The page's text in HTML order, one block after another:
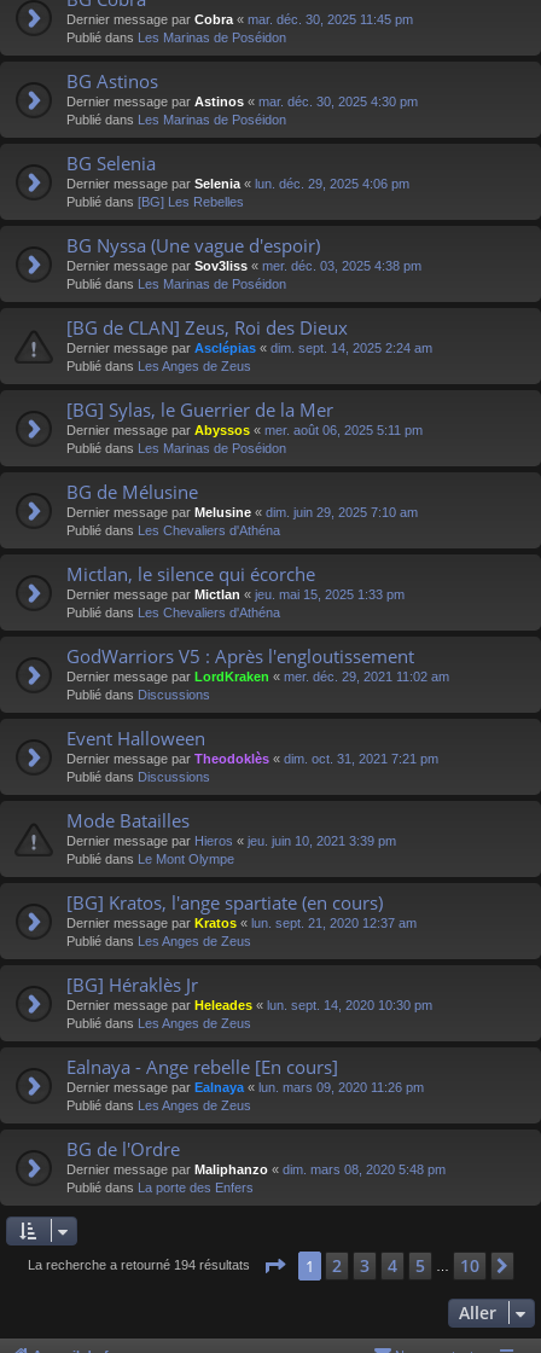
Dernier message par Cobra « mar. déc. 30, 2025 11:45 pm
Publié dans Les Marinas de Poséidon
BG Astinos
Dernier message par Astinos « mar. déc. 30, 2025 4:30 pm
Publié dans Les Marinas de Poséidon
BG Selenia
Dernier message par Selenia « lun. déc. 29, 2025 4:06 pm
Publié dans [BG] Les Rebelles
BG Nyssa (Une vague d'espoir)
Dernier message par Sov3liss « mer. déc. 03, 2025 4:38 pm
Publié dans Les Marinas de Poséidon
[BG de CLAN] Zeus, Roi des Dieux
Dernier message par Asclépias « dim. sept. 14, 2025 2:24 am
Publié dans Les Anges de Zeus
[BG] Sylas, le Guerrier de la Mer
Dernier message par Abyssos « mer. août 06, 2025 5:11 pm
Publié dans Les Marinas de Poséidon
BG de Mélusine
Dernier message par Melusine « dim. juin 29, 2025 7:10 am
Publié dans Les Chevaliers d'Athéna
Mictlan, le silence qui écorche
Dernier message par Mictlan « jeu. mai 15, 2025 1:33 pm
Publié dans Les Chevaliers d'Athéna
GodWarriors V5 : Après l'engloutissement
Dernier message par LordKraken « mer. déc. 29, 2021 11:02 am
Publié dans Discussions
Event Halloween
Dernier message par Theodoklès « dim. oct. 31, 2021 7:21 pm
Publié dans Discussions
Mode Batailles
Dernier message par Hieros « jeu. juin 10, 2021 3:39 pm
Publié dans Le Mont Olympe
[BG] Kratos, l'ange spartiate (en cours)
Dernier message par Kratos « lun. sept. 21, 2020 12:37 am
Publié dans Les Anges de Zeus
[BG] Héraklès Jr
Dernier message par Heleades « lun. sept. 14, 2020 10:30 pm
Publié dans Les Anges de Zeus
Ealnaya - Ange rebelle [En cours]
Dernier message par Ealnaya « lun. mars 09, 2020 11:26 pm
Publié dans Les Anges de Zeus
BG de l'Ordre
Dernier message par Maliphanzo « dim. mars 08, 2020 5:48 pm
Publié dans La porte des Enfers
La recherche a retourné 194 résultats Page 1sur 10
1 2 3 4 5 10
Aller